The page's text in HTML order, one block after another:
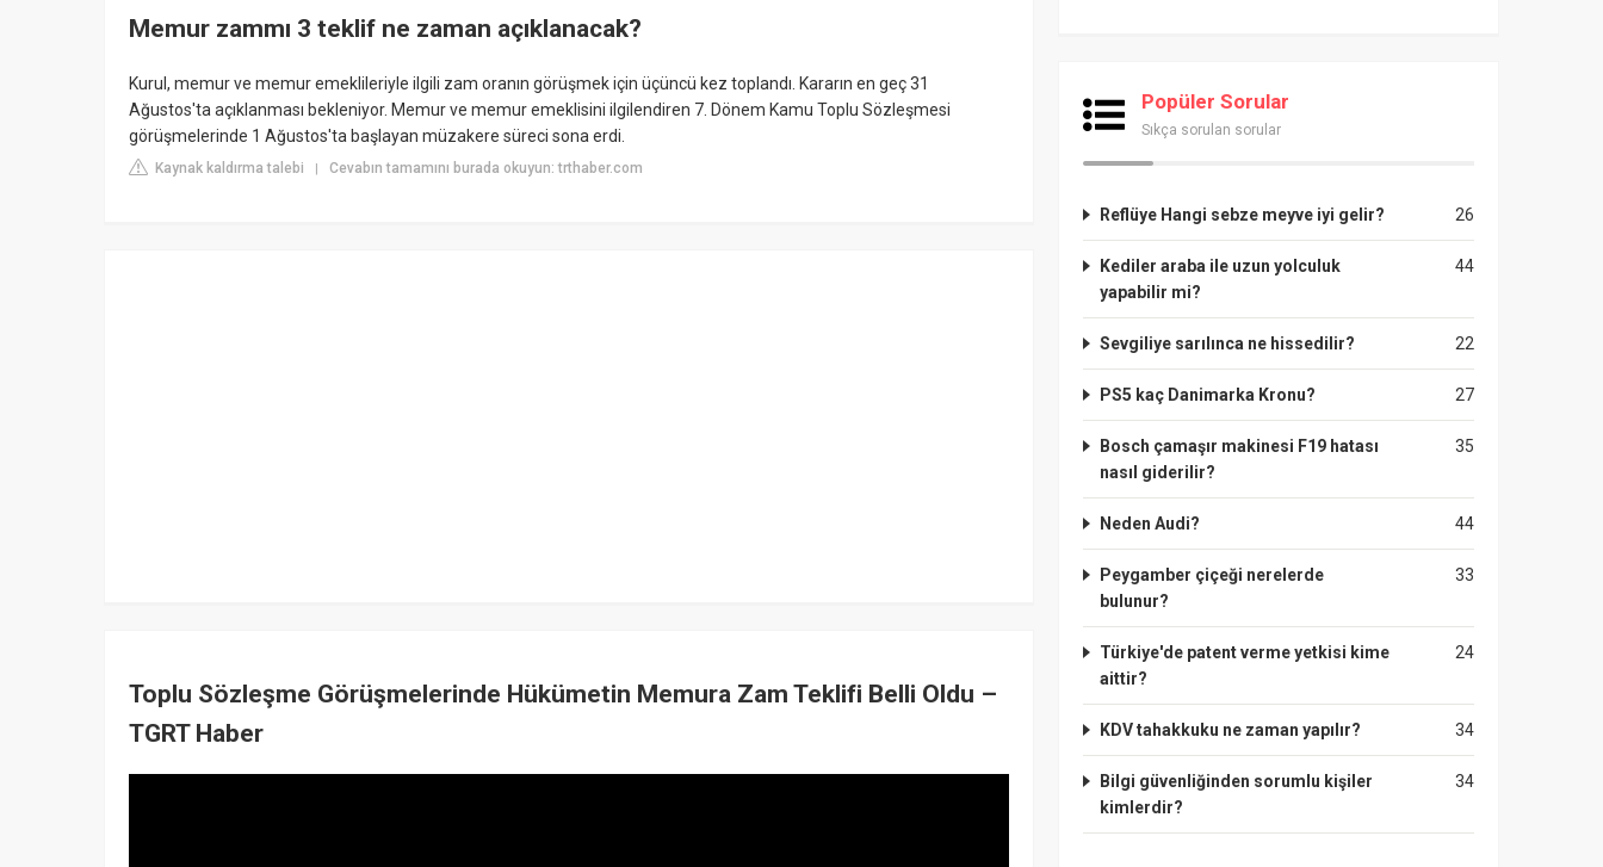
Memur zammı 3 teklif ne zaman açıklanacak?
Kurul, memur ve memur emeklileriyle ilgili zam oranın görüşmek için üçüncü kez toplandı. Kararın en geç 31
Ağustos'ta açıklanması bekleniyor. Memur ve memur emeklisini ilgilendiren 7. Dönem Kamu Toplu Sözleşmesi
görüşmelerinde 1 Ağustos'ta başlayan müzakere süreci sona erdi.
Kaynak kaldırma talebi | Cevabın tamamını burada okuyun: trthaber.com
Toplu Sözleşme Görüşmelerinde Hükümetin Memura Zam Teklifi Belli Oldu –
TGRT Haber
Popüler Sorular
Sıkça sorulan sorular
26
Reflüye Hangi sebze meyve iyi gelir?
44
Kediler araba ile uzun yolculuk
yapabilir mi?
22
Sevgiliye sarılınca ne hissedilir?
27
PS5 kaç Danimarka Kronu?
35
Bosch çamaşır makinesi F19 hatası
nasıl giderilir?
44
Neden Audi?
33
Peygamber çiçeği nerelerde
bulunur?
24
Türkiye'de patent verme yetkisi kime
aittir?
34
KDV tahakkuku ne zaman yapılır?
34
Bilgi güvenliğinden sorumlu kişiler
kimlerdir?